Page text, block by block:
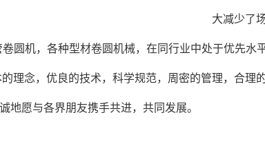
大减少了
卷圆机，各种型材卷圆机械，在同行业中处于优先水
理念，优良的技术，科学规范，周密的管理，合理
地愿与各界朋友携手共进，共同发展。